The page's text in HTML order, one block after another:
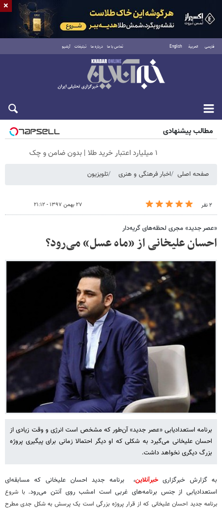
فارسی العربية English تماس با ما درباره ما تبلیغات آرشیو
جمعه ۱۶ مرداد ۱۴۰۵
مطالب پیشنهادی
۱ میلیارد اعتبار خرید طلا | بدون ضامن و چک
صفحه اصلی اخبار فرهنگی و هنری تلویزیون
۲ نفر ۲۷ بهمن ۱۳۹۷ - ۲۱:۱۲
«عصر جدید» مجری لحظه‌های گریه‌دار
احسان علیخانی از «ماه عسل» می‌رود؟
برنامه استعدادیابی «عصر جدید» آن‌طور که مشخص است انرژی و وقت زیادی از
احسان علیخانی می‌گیرد به شکلی که او دیگر احتمالا زمانی برای پیگیری پروژه
بزرگ دیگری نخواهد داشت.
به گزارش خبرگزاریخبرآنلاین، برنامه جدید احسان علیخانی که مسابقه‌ای
استعدادیابی از جنس برنامه‌های غربی است امشب روی آنتن می‌رود.با شروع
برنامه جدید احسان علیخانی که از قرار پروژه بزرگی است یک پرسش به شکل جدی مطرح
×